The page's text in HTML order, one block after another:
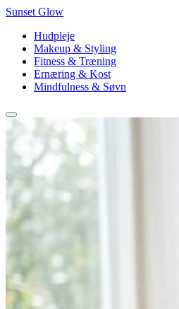
Sunset Glow
Hudpleje
Makeup & Styling
Fitness & Træning
Ernæring & Kost
Mindfulness & Søvn